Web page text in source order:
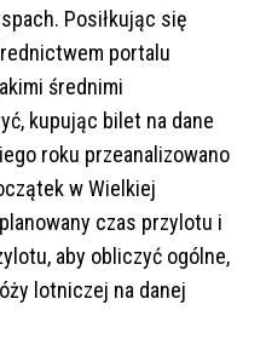
Posiłkując się
portalu
średnimi
kupując bilet na dane
roku przeanalizowano
w Wielkiej
czas przylotu i
aby obliczyć ogólne,
lotniczej na danej